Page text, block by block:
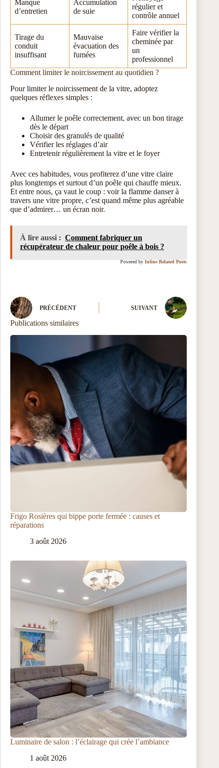
Manque
d’entretien
Accumulation
de suie
régulier et
contrôle annuel
Tirage du
conduit
insuffisant
Mauvaise
évacuation des
fumées
Faire vérifier la
cheminée par
un
professionnel
Comment limiter le noircissement au quotidien ?
Pour limiter le noircissement de la vitre, adoptez
quelques réflexes simples :
Allumer le poêle correctement, avec un bon tirage
dès le départ
Choisir des granulés de qualité
Vérifier les réglages d’air
Entretenir régulièrement la vitre et le foyer
Avec ces habitudes, vous profiterez d’une vitre claire
plus longtemps et surtout d’un poêle qui chauffe mieux.
Et entre nous, ça vaut le coup : voir la flamme danser à
travers une vitre propre, c’est quand même plus agréable
que d’admirer… un écran noir.
À lire aussi : Comment fabriquer un
récupérateur de chaleur pour poêle à bois ?
Powered by Inline Related Posts
PRÉCÉDENT SUIVANT
Publications similaires
Frigo Rosières qui bippe porte fermée : causes et
réparations
3 août 2026
Luminaire de salon : l’éclairage qui crée l’ambiance
1 août 2026